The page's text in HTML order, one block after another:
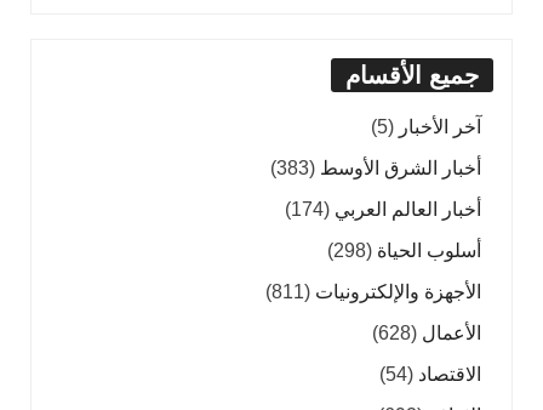
جميع الأقسام
آخر الأخبار (5)
أخبار الشرق الأوسط (383)
أخبار العالم العربي (174)
أسلوب الحياة (298)
الأجهزة والإلكترونيات (811)
الأعمال (628)
الاقتصاد (54)